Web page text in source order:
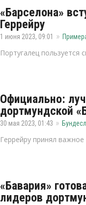
«Барселона»
Геррейру
1 июня 2023, 09:01
Португалец пользуется
Официально:
дортмундской
30 мая 2023, 01:43
Геррейру принял
«Бавария»
лидеров